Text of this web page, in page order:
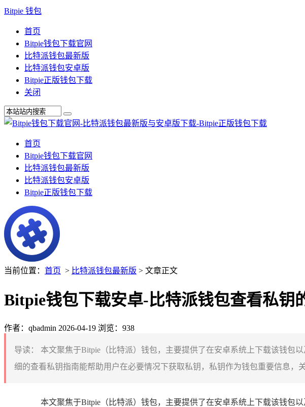
Bitpie 钱包
首页
Bitpie钱包下载官网
比特派钱包最新版
比特派钱包安卓版
Bitpie正版钱包下载
关闭
首页
Bitpie钱包下载官网
比特派钱包最新版
比特派钱包安卓版
Bitpie正版钱包下载
当前位置： 首页 > 比特派钱包最新版 > 文章正文
Bitpie钱包下载安卓-比特派钱包查看私钥
作者：qbadmin 2026-04-19 浏览：938
导读：
本文聚焦于Bitpie（比特派）钱包，主要提供了在安卓系统上下载该钱包
细的查看私钥指南能帮助用户在必要情况下获取私钥，私钥作为钱包重要信息
本文聚焦于Bitpie（比特派）钱包，主要提供了在安卓系统上下载该钱包以